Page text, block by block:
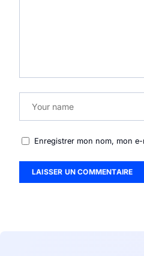
Enregistrer mon nom, mon